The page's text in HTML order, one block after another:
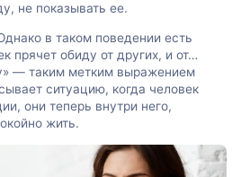
не показывать ее.
в таком поведении есть
прячет обиду от других, и от…
— таким метким выражением
ситуацию, когда человек
они теперь внутри него,
жить.